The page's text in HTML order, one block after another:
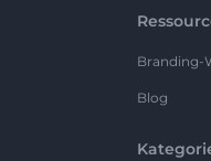
Branding-
Blog